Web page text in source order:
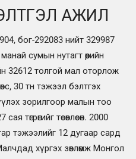
АЖИЛ
бог-292083 нийт 329987
сумын нутагт өөрийн
32612 толгой мал оторлож
30 тн тэжээл бэлтгэх
зорилгоор малын тоо
төгрөгийг төсөвлөсөн. 2000
тэжээлийг 12 дугаар сард
хүргэх зөвлөмж Монгол